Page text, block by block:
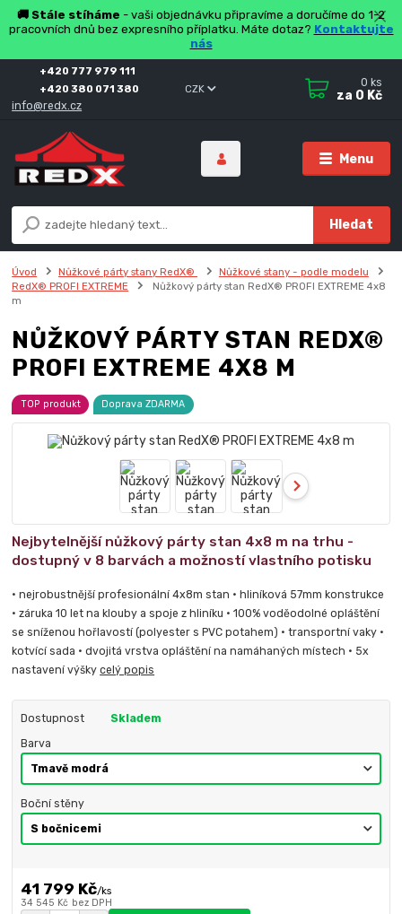
🚚 Stále stíháme - vaši objednávku připravíme a doručíme do 1-2
pracovních dnů bez expresního příplatku. Máte dotaz? Kontaktujte
nás
Menu
CZK
Hledat
+420 777 979 111
+420 380 071 380
info@redx.cz
0 ks
za 0 Kč
Úvod Nůžkové párty stany RedX®
Nůžkové stany - podle modelu
RedX® PROFI EXTREME
Nůžkový párty stan RedX® PROFI EXTREME 4x8
m
NŮŽKOVÝ PÁRTY STAN REDX®
PROFI EXTREME 4X8 M
TOP produkt Doprava ZDARMA
Nejbytelnější nůžkový párty stan 4x8 m na trhu -
dostupný v 8 barvách a možností vlastního potisku
• nejrobustnější profesionální 4x8m stan • hliníková 57mm konstrukce
• záruka 10 let na klouby a spoje z hliníku • 100% voděodolné opláštění
se sníženou hořlavostí (polyester s PVC potahem) • transportní vaky •
kotvící sada • dvojitá vrstva opláštění na namáhaných místech • 5x
nastavení výškycelý popis
Dostupnost Skladem
Barva
Boční stěny
41 799 Kč/ks
34 545 Kč bez DPH